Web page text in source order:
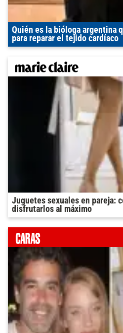
Quién es la bióloga argentina
para reparar el tejido cardíaco
Juguetes sexuales en pareja:
disfrutarlos al máximo